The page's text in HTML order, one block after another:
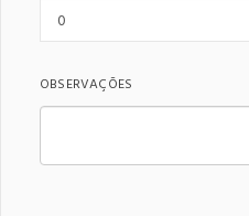
OBSERVAÇÕES